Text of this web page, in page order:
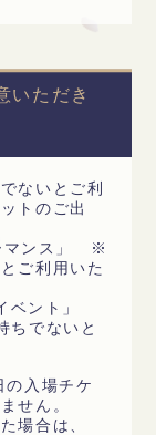
いただき
ないとご利
トのご出
マンス」 ※
ご利用いた
ベント」
ちでないと
の入場チケ
せん。
場合は、